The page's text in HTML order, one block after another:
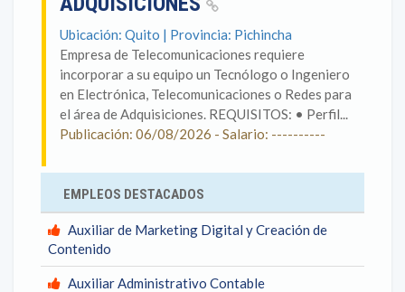
Ubicación: Quito | Provincia: Pichincha
Empresa de Telecomunicaciones requiere
incorporar a su equipo un Tecnólogo o Ingeniero
en Electrónica, Telecomunicaciones o Redes para
el área de Adquisiciones. REQUISITOS: • Perfil...
Publicación: 06/08/2026 - Salario: ----------
EMPLEOS DESTACADOS
Auxiliar de Marketing Digital y Creación de
Contenido
Auxiliar Administrativo Contable